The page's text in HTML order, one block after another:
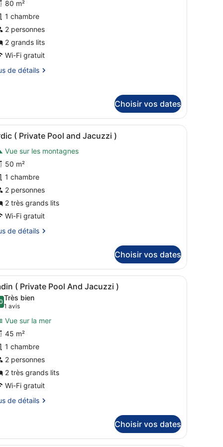
:
80 m²
1 chambre
2 personnes
2 grands lits
Wi-Fi gratuit
de détails
Choisir vos dates
en bois, avec un lit, une chaise, une petite table et une table
:
L’intérieur d’une cabane en bois
12 ( Private Pool and Jacuzzi )
Vue sur les montagnes
50 m²
1 chambre
2 personnes
2 très grands lits
Wi-Fi gratuit
de détails
Choisir vos dates
un bureau et une chaise. Les fenêtres offrent une vue sur l’océan
:
Une piscine ronde avec un jacuzzi,
7 ( Private Pool And Jacuzzi )
sur 10
Très bien
1 avis
(1 avis)
Vue sur la mer
45 m²
1 chambre
2 personnes
2 très grands lits
Wi-Fi gratuit
de détails
Choisir vos dates